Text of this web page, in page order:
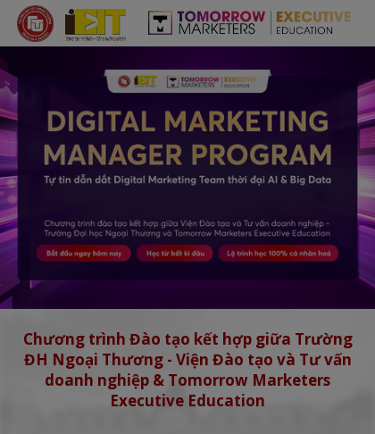
Chương trình Đào tạo kết hợp giữa Trường
ĐH Ngoại Thương - Viện Đào tạo và Tư vấn
doanh nghiệp & Tomorrow Marketers
Executive Education